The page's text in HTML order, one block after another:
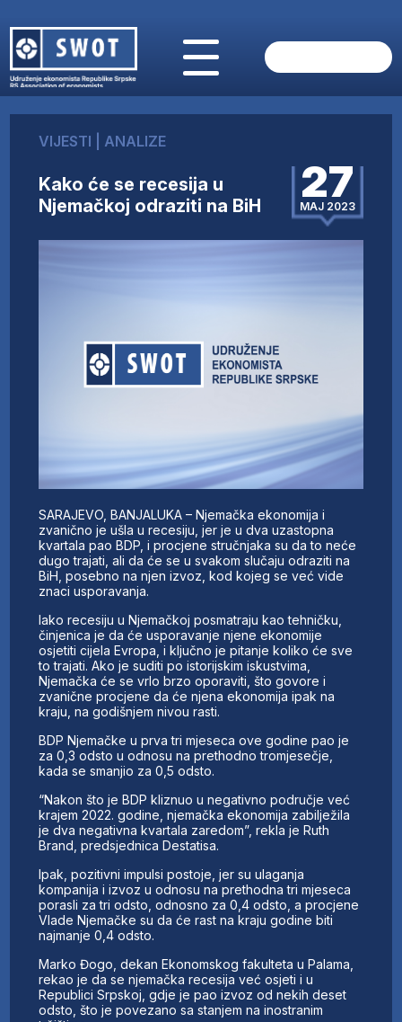
O NAMA
AKTUELNO
ANALIZE
FINANSIJE
UČLANI SE
VIJESTI ANALIZE
Kako će se recesija u
Njemačkoj odraziti na BiH
27
MAJ 2023
SARAJEVO, BANJALUKA – Njemačka ekonomija i
zvanično je ušla u recesiju, jer je u dva uzastopna
kvartala pao BDP, i procjene stručnjaka su da to neće
dugo trajati, ali da će se u svakom slučaju odraziti na
BiH, posebno na njen izvoz, kod kojeg se već vide
znaci usporavanja.
Iako recesiju u Njemačkoj posmatraju kao tehničku,
činjenica je da će usporavanje njene ekonomije
osjetiti cijela Evropa, i ključno je pitanje koliko će sve
to trajati. Ako je suditi po istorijskim iskustvima,
Njemačka će se vrlo brzo oporaviti, što govore i
zvanične procjene da će njena ekonomija ipak na
kraju, na godišnjem nivou rasti.
BDP Njemačke u prva tri mjeseca ove godine pao je
za 0,3 odsto u odnosu na prethodno tromjesečje,
kada se smanjio za 0,5 odsto.
“Nakon što je BDP kliznuo u negativno područje već
krajem 2022. godine, njemačka ekonomija zabilježila
je dva negativna kvartala zaredom”, rekla je Ruth
Brand, predsjednica Destatisa.
Ipak, pozitivni impulsi postoje, jer su ulaganja
kompanija i izvoz u odnosu na prethodna tri mjeseca
porasli za tri odsto, odnosno za 0,4 odsto, a procjene
Vlade Njemačke su da će rast na kraju godine biti
najmanje 0,4 odsto.
Marko Đogo, dekan Ekonomskog fakulteta u Palama,
rekao je da se njemačka recesija već osjeti i u
Republici Srpskoj, gdje je pao izvoz od nekih deset
odsto, što je povezano sa stanjem na inostranim